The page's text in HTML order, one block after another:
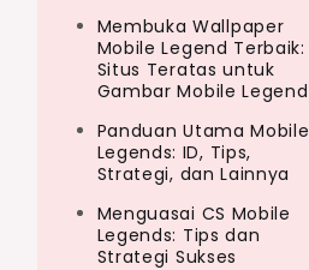
Membuka Wallpaper
Mobile Legend Terbaik:
Situs Teratas untuk
Gambar Mobile Legend
Panduan Utama Mobile
Legends: ID, Tips,
Strategi, dan Lainnya
Menguasai CS Mobile
Legends: Tips dan
Strategi Sukses